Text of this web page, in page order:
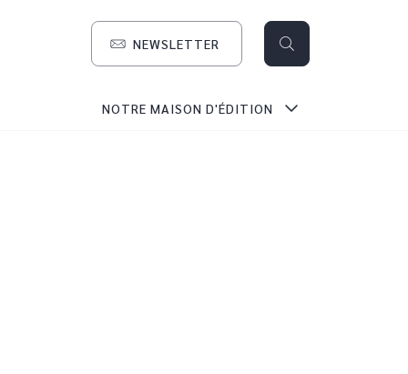
NEWSLETTER
NOTRE MAISON D'ÉDITION